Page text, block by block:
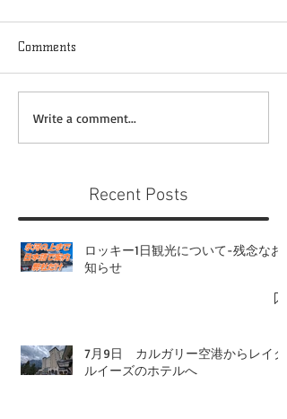
Comments
Write a comment...
Recent Posts
ロッキー1日観光について-残念なお
知らせ
7月9日 カルガリー空港からレイク
ルイーズのホテルへ